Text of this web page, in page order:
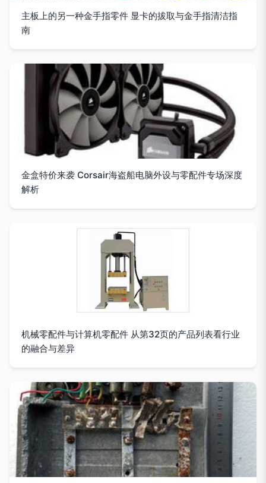
主板上的另一种金手指零件 显卡的拔取与金手指清洁指
南
金盒特价来袭 Corsair海盗船电脑外设与零配件专场深度
解析
机械零配件与计算机零配件 从第32页的产品列表看行业
的融合与差异